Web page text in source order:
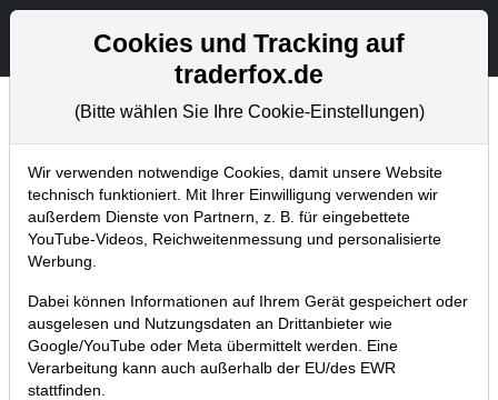
Aktien- und Artikelsuche
Trader-Blog
Home Blog Trader-Blog
Intel kaufte Mobileye: Neuer
Marktführer im Zukunftssektor
autonomes Fahren!
13.03.2017 um 12:21 Uhr | P. Uhlschmied
Cookies und Tracking auf
traderfox.de
(Bitte wählen Sie Ihre Cookie-Einstellungen)
Wir verwenden notwendige Cookies, damit unsere Website
technisch funktioniert. Mit Ihrer Einwilligung verwenden wir
außerdem Dienste von Partnern, z. B. für eingebettete
YouTube-Videos, Reichweitenmessung und personalisierte
Werbung.
Dabei können Informationen auf Ihrem Gerät gespeichert oder
ausgelesen und Nutzungsdaten an Drittanbieter wie
Google/YouTube oder Meta übermittelt werden. Eine
Verarbeitung kann auch außerhalb der EU/des EWR
stattfinden.